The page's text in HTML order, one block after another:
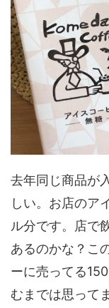
去年同じ商品が
しい。お店のア
ル分です。店で
あるのかな？こ
ーに売ってる
むまでは思って